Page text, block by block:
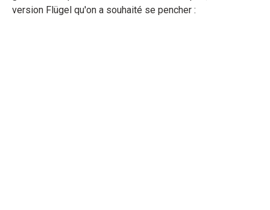
version Flügel qu'on a souhaité se pencher :